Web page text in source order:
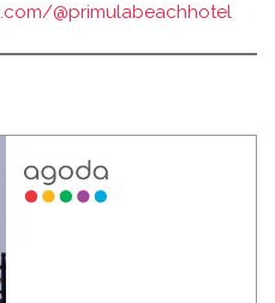
@primulabeachhotel